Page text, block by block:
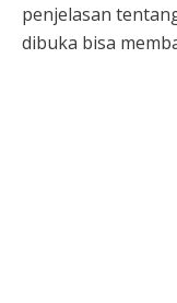
penjelasan
dibuka bisa